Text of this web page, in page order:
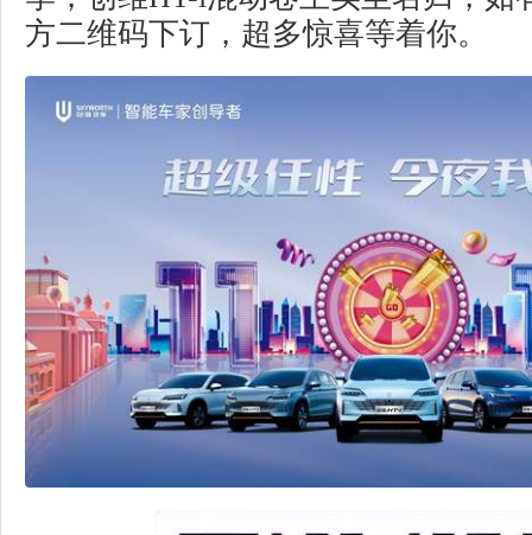
方二维码下订，超多惊喜等着你。